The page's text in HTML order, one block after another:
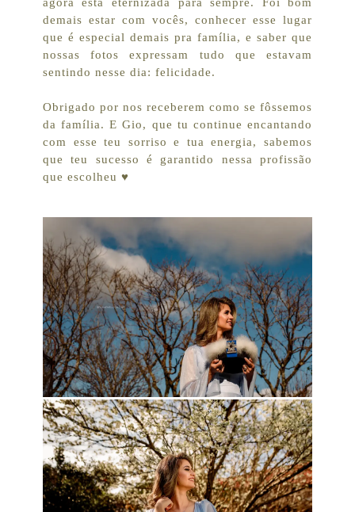
demais estar com vocês, conhecer esse lugar
que é especial demais pra família, e saber que
nossas fotos expressam tudo que estavam
sentindo nesse dia: felicidade.
Obrigado por nos receberem como se fôssemos
da família. E Gio, que tu continue encantando
com esse teu sorriso e tua energia, sabemos
que teu sucesso é garantido nessa profissão
que escolheu ♥